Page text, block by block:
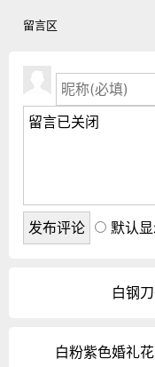
留言区
默认
白钢
白粉紫色婚礼